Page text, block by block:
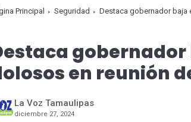
Principal Seguridad Destaca gobernador baja
en reunión
La Voz Tamaulipas
diciembre 27, 2024